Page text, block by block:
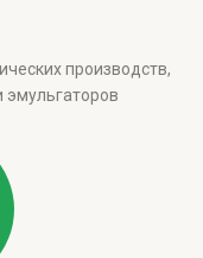
производств,
эмульгаторов